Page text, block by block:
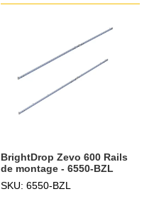
BrightDrop Zevo 600 Rails
de montage - 6550-BZL
SKU: 6550-BZL